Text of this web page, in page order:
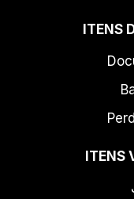
ITENS
ITENS